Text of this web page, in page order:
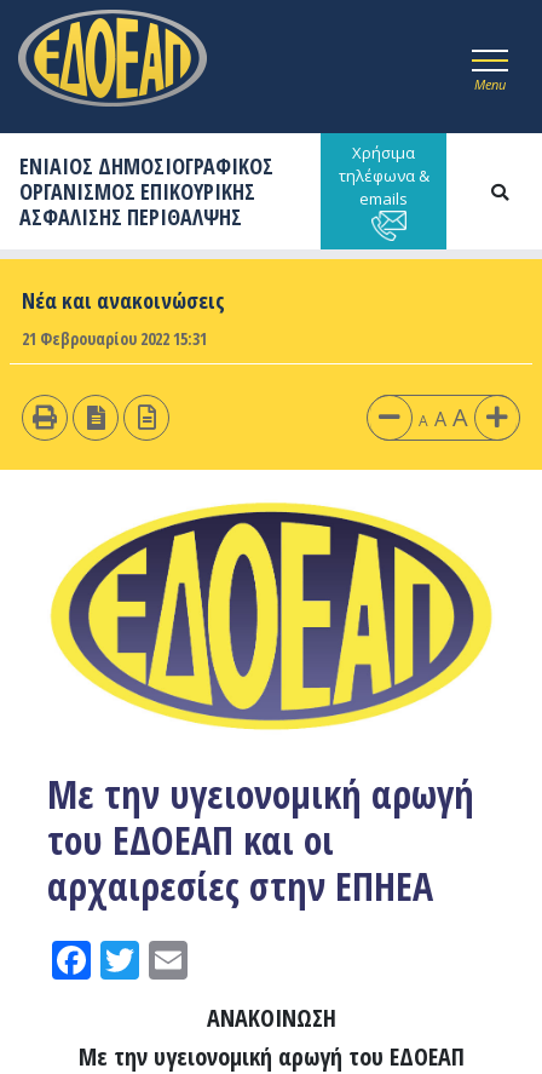
Menu
ΕΝΙΑΙΟΣ ΔΗΜΟΣΙΟΓΡΑΦΙΚΟΣ
ΟΡΓΑΝΙΣΜΟΣ ΕΠΙΚΟΥΡΙΚΗΣ
ΑΣΦΑΛΙΣΗΣ ΠΕΡΙΘΑΛΨΗΣ
Χρήσιμα
τηλέφωνα &
emails
Νέα και ανακοινώσεις
21 Φεβρουαρίου 2022 15:31
A A A
Με την υγειονομική αρωγή
του ΕΔΟΕΑΠ και οι
αρχαιρεσίες στην ΕΠΗΕΑ
Facebook
Twitter
ΑΝΑΚΟΙΝΩΣΗ
Με την υγειονομική αρωγή του ΕΔΟΕΑΠ